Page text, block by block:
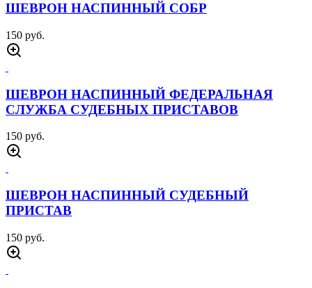
ШЕВРОН НАСПИННЫЙ СОБР
150 руб.
ШЕВРОН НАСПИННЫЙ ФЕДЕРАЛЬНАЯ
СЛУЖБА СУДЕБНЫХ ПРИСТАВОВ
150 руб.
ШЕВРОН НАСПИННЫЙ СУДЕБНЫЙ
ПРИСТАВ
150 руб.